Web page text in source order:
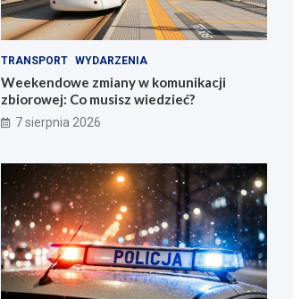
TRANSPORT WYDARZENIA
Weekendowe zmiany w komunikacji
zbiorowej: Co musisz wiedzieć?
7 sierpnia 2026